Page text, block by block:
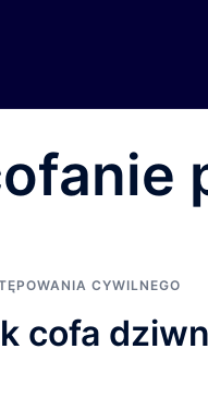
CYWILNEGO
cofa